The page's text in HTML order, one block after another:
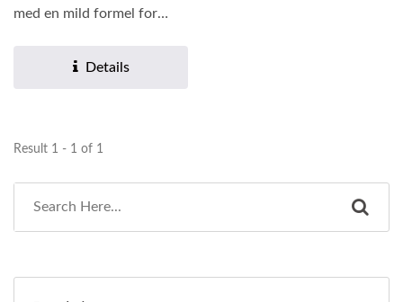
med en mild formel for
Details
Result 1 - 1 of 1